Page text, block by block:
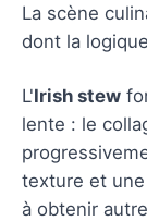
La scène
dont la
L'Irish stew
lente : le
texture et
à obtenir